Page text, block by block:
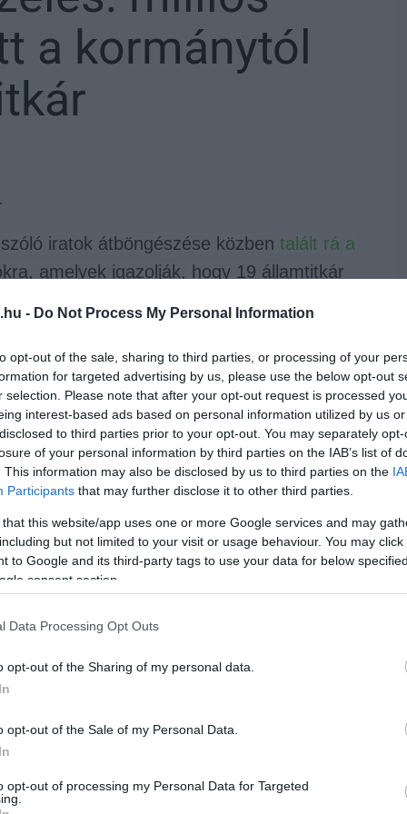
- Do Not Process My Personal Information
opt-out of the sale, sharing to third parties, or processing of your
for targeted advertising by us, please use the below opt-out
selection. Please note that after your opt-out request is processed
interest-based ads based on personal information utilized by us
to third parties prior to your opt-out. You may separately
of your personal information by third parties on the IAB’s list of
This information may also be disclosed by us to third parties on the
Participants that may further disclose it to other third parties.
that this website/app uses one or more Google services and may
but not limited to your visit or usage behaviour. You may
to Google and its third-party tags to use your data for below
consent section.
Data Processing Opt Outs
opt-out of the Sharing of my personal data.
opt-out of the Sale of my Personal Data.
opt-out of processing my Personal Data for Targeted
a kormánytól
iratok átböngészése közben talált rá a
amelyek igazolják, hogy 19 államtitkár
jutalmat.
esetében így van definiálva:
tudására figyelemmel motivációs
a munkáltató kiemelt érdeke".
jutalmazta leginkább a vezetőit,
Pénzügyminisztérium nem élt ilyen
Sándor, Zambó Péter, Rácz András,
Németh Szilárd (Honvédelmi
Zoltán (2019 után újra), Dömötör
Roland, Juhász Edit, Fónagy János
Pál, György István, Fürjes Balázs,
–írjaa K-Monitor.